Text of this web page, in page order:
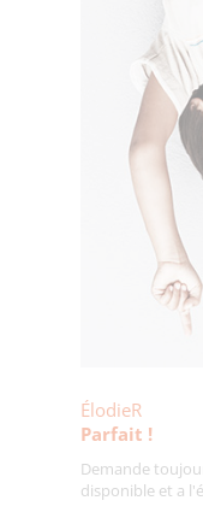
ÉlodieR
Parfait !
Demande
disponible et a